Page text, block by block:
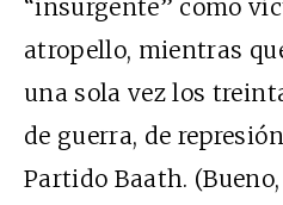
“insurgente” como
atropello, mientras
una sola vez los
de guerra, de
Partido Baath.